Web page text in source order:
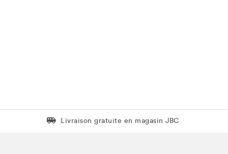
Livraison gratuite en magasin JBC
Livraison gratuite en magasin JBC